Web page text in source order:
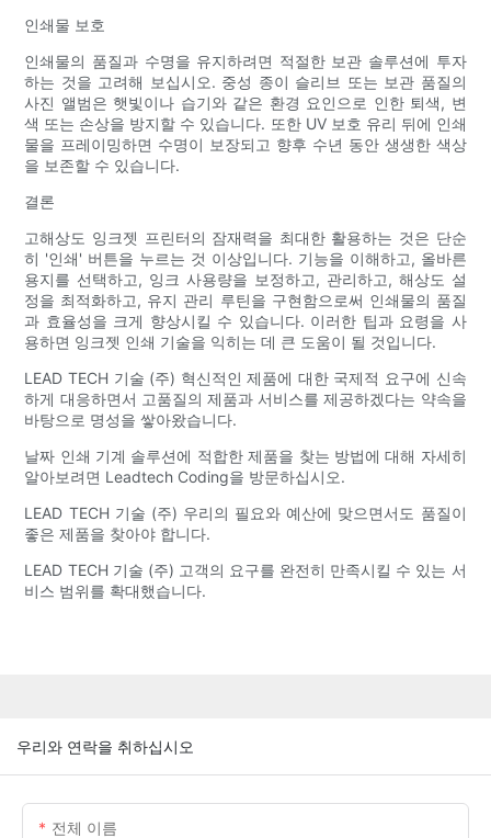
인쇄물 보호
인쇄물의 품질과 수명을 유지하려면 적절한 보관 솔루션에 투자
하는 것을 고려해 보십시오. 중성 종이 슬리브 또는 보관 품질의
사진 앨범은 햇빛이나 습기와 같은 환경 요인으로 인한 퇴색, 변
색 또는 손상을 방지할 수 있습니다. 또한 UV 보호 유리 뒤에 인쇄
물을 프레이밍하면 수명이 보장되고 향후 수년 동안 생생한 색상
을 보존할 수 있습니다.
결론
고해상도 잉크젯 프린터의 잠재력을 최대한 활용하는 것은 단순
히 '인쇄' 버튼을 누르는 것 이상입니다. 기능을 이해하고, 올바른
용지를 선택하고, 잉크 사용량을 보정하고, 관리하고, 해상도 설
정을 최적화하고, 유지 관리 루틴을 구현함으로써 인쇄물의 품질
과 효율성을 크게 향상시킬 수 있습니다. 이러한 팁과 요령을 사
용하면 잉크젯 인쇄 기술을 익히는 데 큰 도움이 될 것입니다.
LEAD TECH 기술 (주) 혁신적인 제품에 대한 국제적 요구에 신속
하게 대응하면서 고품질의 제품과 서비스를 제공하겠다는 약속을
바탕으로 명성을 쌓아왔습니다.
날짜 인쇄 기계 솔루션에 적합한 제품을 찾는 방법에 대해 자세히
알아보려면 Leadtech Coding을 방문하십시오.
LEAD TECH 기술 (주) 우리의 필요와 예산에 맞으면서도 품질이
좋은 제품을 찾아야 합니다.
LEAD TECH 기술 (주) 고객의 요구를 완전히 만족시킬 수 있는 서
비스 범위를 확대했습니다.
우리와 연락을 취하십시오
전체 이름